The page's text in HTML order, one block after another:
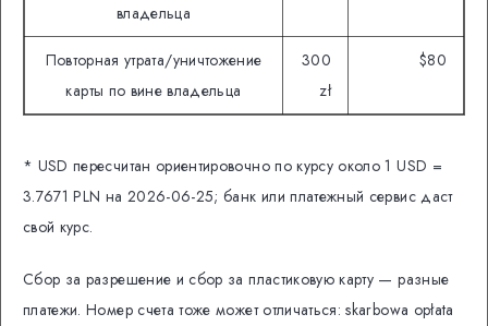
владельца
Повторная утрата/уничтожение
карты по вине владельца
300
zł
$80
* USD пересчитан ориентировочно по курсу около 1 USD =
3.7671 PLN на 2026-06-25; банк или платежный сервис даст
свой курс.
Сбор за разрешение и сбор за пластиковую карту — разные
платежи. Номер счета тоже может отличаться: skarbowa opłata